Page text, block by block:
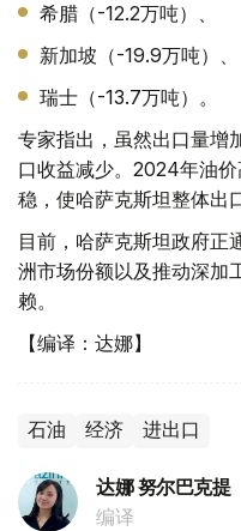
希腊（-12.2万吨）、
新加坡（-19.9万吨）、
瑞士（-13.7万吨）。
专家指出，虽然出口量增
口收益减少。2024年油
稳，使哈萨克斯坦整体出
目前，哈萨克斯坦政府正
洲市场份额以及推动深加
赖。
【编译：达娜】
石油 经济 进出口
达娜 努尔巴克提
编译